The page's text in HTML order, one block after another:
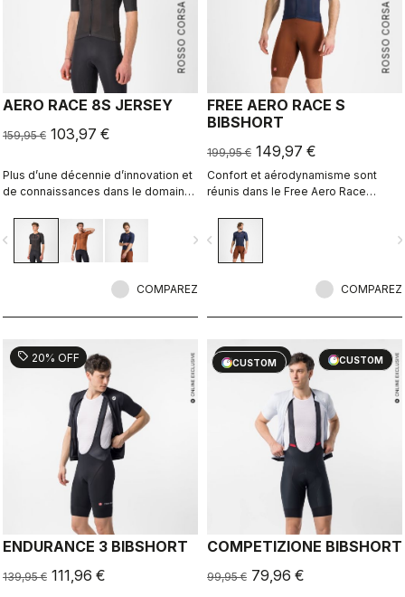
ROSSO CORSA
AERO RACE 8S JERSEY
159,95 € 103,97 €
Plus d’une décennie d’innovation et
de connaissances dans le domaine
rapide l’est désormais encore plus.
navigate_next
COMPAREZ
ROSSO CORSA
FREE AERO RACE S
BIBSHORT
199,95 € 149,97 €
Confort et aérodynamisme sont
réunis dans le Free Aero Race
confortable à ce jour.
navigate_before
COMPAREZ
sell 20% OFF
ENDURANCE 3 BIBSHORT
139,95 € 111,96 €
CUSTOM
sell20% OFF
CUSTOM
COMPETIZIONE BIBSHORT
99,95 € 79,96 €